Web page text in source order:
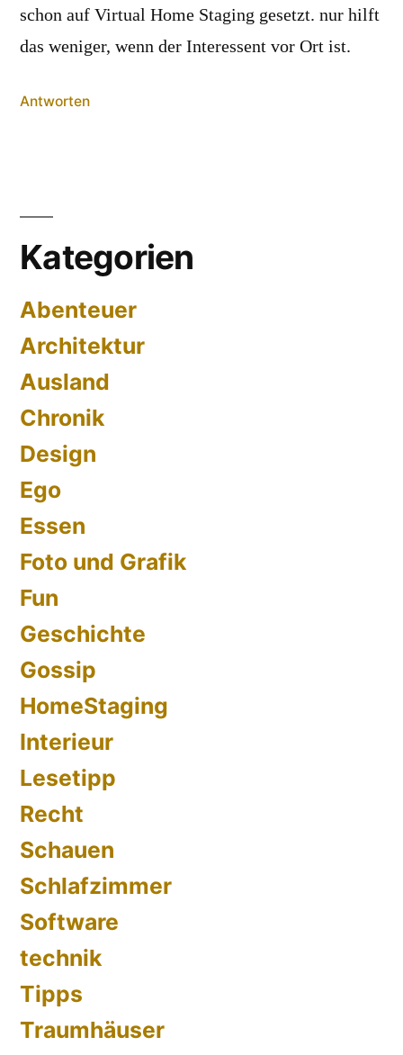
schon auf Virtual Home Staging gesetzt. nur hilft
das weniger, wenn der Interessent vor Ort ist.
Antworten
Kategorien
Abenteuer
Architektur
Ausland
Chronik
Design
Ego
Essen
Foto und Grafik
Fun
Geschichte
Gossip
HomeStaging
Interieur
Lesetipp
Recht
Schauen
Schlafzimmer
Software
technik
Tipps
Traumhäuser